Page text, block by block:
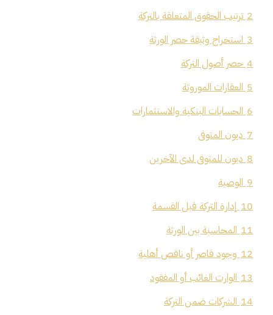
2 ترتيب الحقوق المتعلقة بالتركة
3 استخراج وثيقة حصر الورثة
4 حصر أصول التركة
5 العقارات الموروثة
6 الحسابات البنكية والاستثمارات
7 ديون المتوفى
8 ديون للمتوفى لدى الآخرين
9 الوصية
10 إدارة التركة قبل القسمة
11 المحاسبة بين الورثة
12 وجود قاصر أو ناقص أهلية
13 الوارث الغائب أو المفقود
14 الشركات ضمن التركة